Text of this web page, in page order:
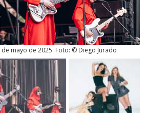
de mayo de 2025. Foto: © Diego Jurado